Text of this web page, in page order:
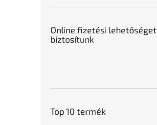
Online fizetési lehetőséget
biztosítunk
Top 10 termék